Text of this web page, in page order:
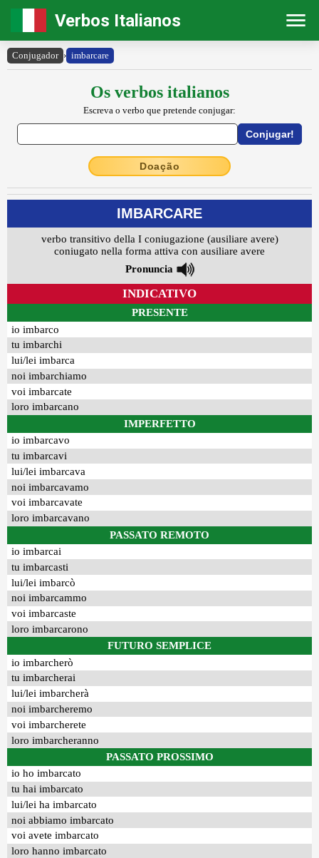
Verbos Italianos
Conjugador › imbarcare
Os verbos italianos
Escreva o verbo que pretende conjugar:
Doação
IMBARCARE
verbo transitivo della I coniugazione (ausiliare avere)
coniugato nella forma attiva con ausiliare avere
Pronuncia
INDICATIVO
PRESENTE
io imbarco
tu imbarchi
lui/lei imbarca
noi imbarchiamo
voi imbarcate
loro imbarcano
IMPERFETTO
io imbarcavo
tu imbarcavi
lui/lei imbarcava
noi imbarcavamo
voi imbarcavate
loro imbarcavano
PASSATO REMOTO
io imbarcai
tu imbarcasti
lui/lei imbarcò
noi imbarcammo
voi imbarcaste
loro imbarcarono
FUTURO SEMPLICE
io imbarcherò
tu imbarcherai
lui/lei imbarcherà
noi imbarcheremo
voi imbarcherete
loro imbarcheranno
PASSATO PROSSIMO
io ho imbarcato
tu hai imbarcato
lui/lei ha imbarcato
noi abbiamo imbarcato
voi avete imbarcato
loro hanno imbarcato